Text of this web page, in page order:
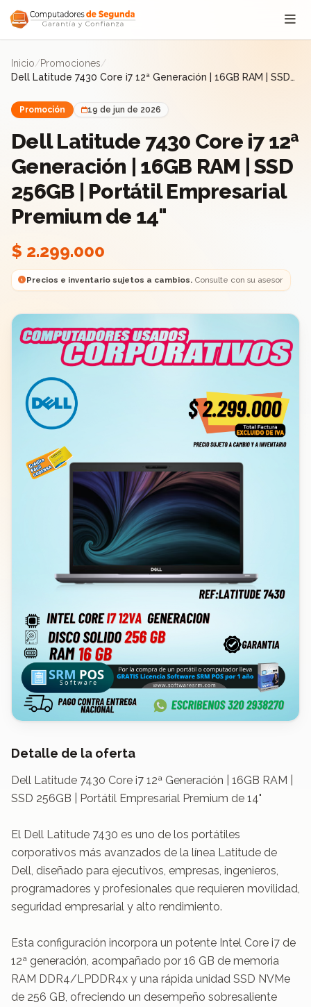
Saltar al contenido
Inicio/Promociones/
Dell Latitude 7430 Core i7 12ª Generación | 16GB RAM | SSD
Promoción 19 de jun de 2026
Dell Latitude 7430 Core i7 12ª
Generación | 16GB RAM | SSD
256GB | Portátil Empresarial
Premium de 14"
$ 2.299.000
Precios e inventario sujetos a cambios.Consulte con su asesor
Detalle de la oferta
Dell Latitude 7430 Core i7 12ª Generación | 16GB RAM |
SSD 256GB | Portátil Empresarial Premium de 14"
El Dell Latitude 7430 es uno de los portátiles
corporativos más avanzados de la línea Latitude de
Dell, diseñado para ejecutivos, empresas, ingenieros,
programadores y profesionales que requieren movilidad,
seguridad empresarial y alto rendimiento.
Esta configuración incorpora un potente Intel Core i7 de
12ª generación, acompañado por 16 GB de memoria
RAM DDR4/LPDDR4x y una rápida unidad SSD NVMe
de 256 GB, ofreciendo un desempeño sobresaliente